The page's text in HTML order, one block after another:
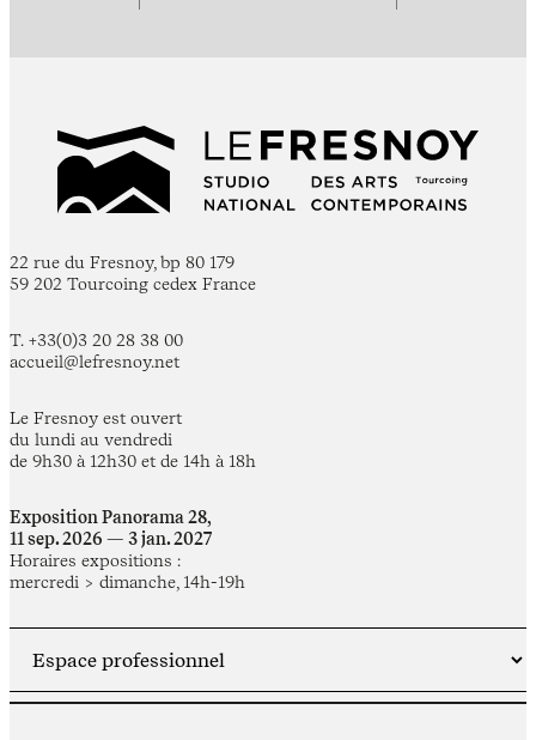
22 rue du Fresnoy, bp 80 179
59 202 Tourcoing cedex France
T. +33(0)3 20 28 38 00
accueil@lefresnoy.net
Le Fresnoy est ouvert
du lundi au vendredi
de 9h30 à 12h30 et de 14h à 18h
Exposition Panorama 28,
11 sep. 2026 — 3 jan. 2027
Horaires expositions :
mercredi > dimanche, 14h-19h